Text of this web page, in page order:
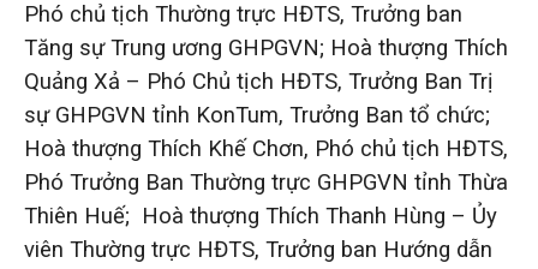
Phó chủ tịch Thường trực HĐTS, Trưởng ban
Tăng sự Trung ương GHPGVN; Hoà thượng Thích
Quảng Xả – Phó Chủ tịch HĐTS, Trưởng Ban Trị
sự GHPGVN tỉnh KonTum, Trưởng Ban tổ chức;
Hoà thượng Thích Khế Chơn, Phó chủ tịch HĐTS,
Phó Trưởng Ban Thường trực GHPGVN tỉnh Thừa
Thiên Huế; Hoà thượng Thích Thanh Hùng – Ủy
viên Thường trực HĐTS, Trưởng ban Hướng dẫn